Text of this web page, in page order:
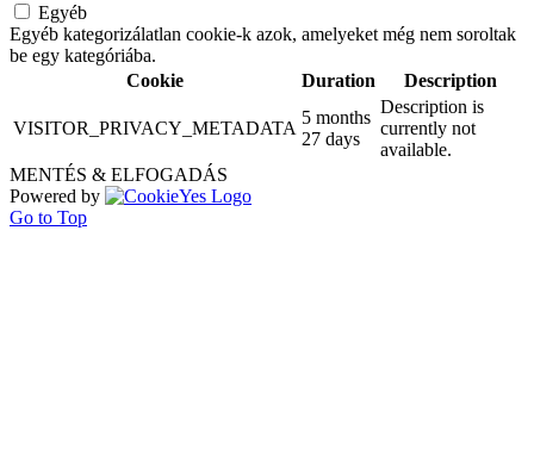
Egyéb
Egyéb kategorizálatlan cookie-k azok, amelyeket még nem soroltak
be egy kategóriába.
Cookie
Duration Description
VISITOR_PRIVACY_METADATA
5 months
27 days
Description is
currently not
available.
MENTÉS & ELFOGADÁS
Powered by
Go to Top